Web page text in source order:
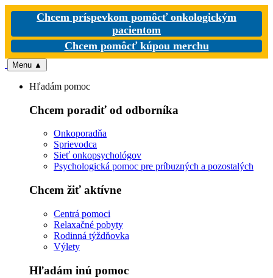
Chcem príspevkom pomôcť onkologickým
pacientom
Chcem pomôcť kúpou merchu
Menu ▲
Hľadám pomoc
Chcem poradiť od odborníka
Onkoporadňa
Sprievodca
Sieť onkopsychológov
Psychologická pomoc pre príbuzných a pozostalých
Chcem žiť aktívne
Centrá pomoci
Relaxačné pobyty
Rodinná týždňovka
Výlety
Hľadám inú pomoc